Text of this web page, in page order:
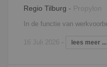
Regio Tilburg - Propylon
16 Juli 2026 - lees meer ...